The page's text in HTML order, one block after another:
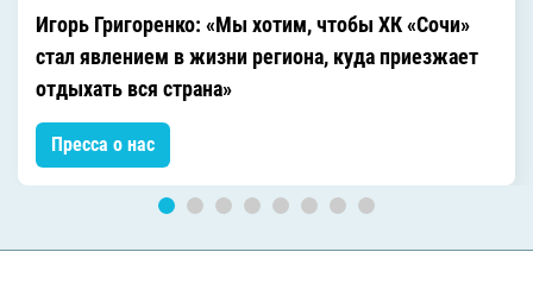
Игорь Григоренко: «Мы хотим, чтобы ХК «Сочи»
стал явлением в жизни региона, куда приезжает
отдыхать вся страна»
Пресса о нас